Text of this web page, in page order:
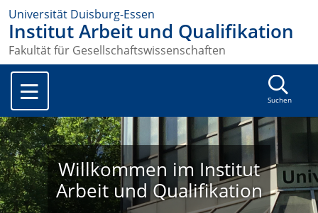
Universität Duisburg-Essen
Institut Arbeit und Qualifikation
Fakultät für Gesellschaftswissenschaften
Suchen
Willkommen im Institut
Arbeit und Qualifikation